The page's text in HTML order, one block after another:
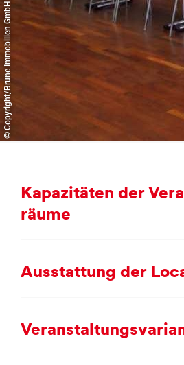
© Copyright/Brune Immobilien GmbH
Ka­pa­zi­tä­ten der
räu­me
Aus­stat­tung der